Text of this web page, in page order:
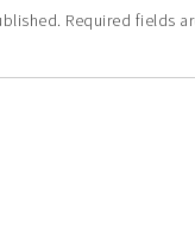
Required fields